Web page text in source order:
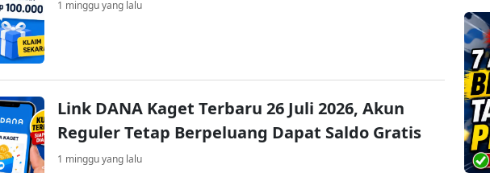
1 minggu yang lalu
Link DANA Kaget Terbaru 26 Juli 2026, Akun
Reguler Tetap Berpeluang Dapat Saldo Gratis
1 minggu yang lalu